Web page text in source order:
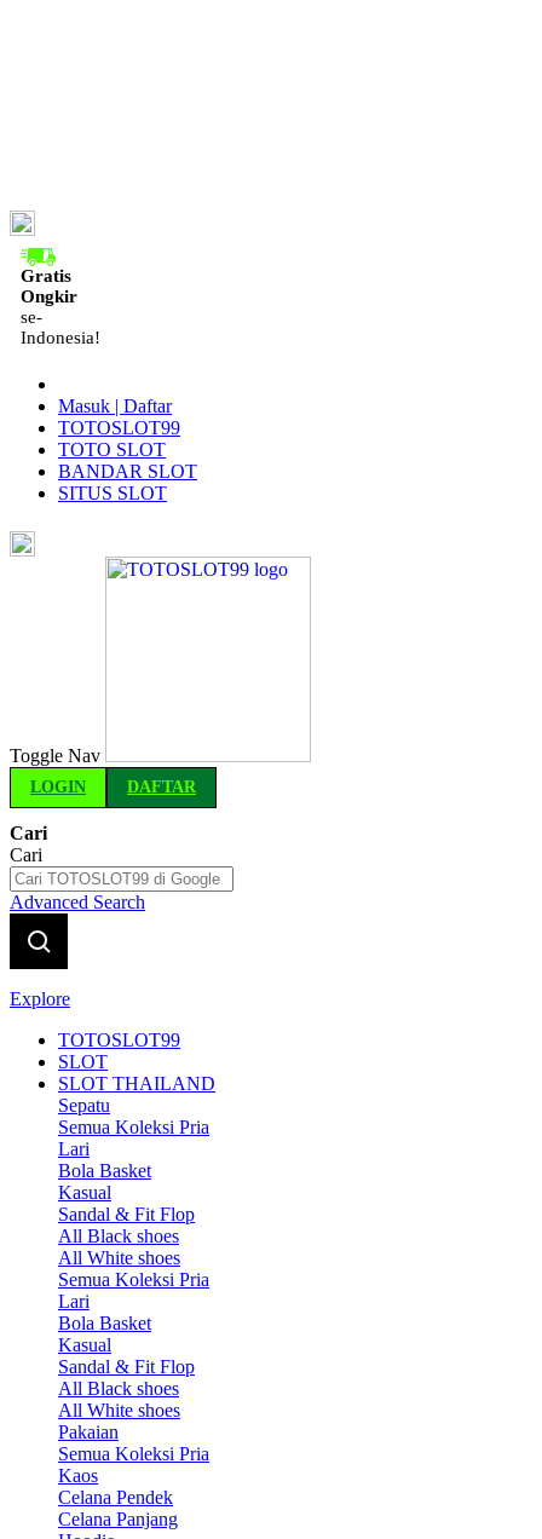
Gratis
Ongkir
se-
Indonesia!
Masuk | Daftar
TOTOSLOT99
TOTO SLOT
BANDAR SLOT
SITUS SLOT
Toggle Nav
LOGIN DAFTAR
Cari
Cari
Advanced Search
Explore
TOTOSLOT99
SLOT
SLOT THAILAND
Sepatu
Semua Koleksi Pria
Lari
Bola Basket
Kasual
Sandal & Fit Flop
All Black shoes
All White shoes
Semua Koleksi Pria
Lari
Bola Basket
Kasual
Sandal & Fit Flop
All Black shoes
All White shoes
Pakaian
Semua Koleksi Pria
Kaos
Celana Pendek
Celana Panjang